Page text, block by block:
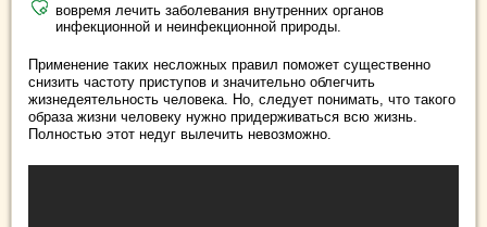
вовремя лечить заболевания внутренних органов
инфекционной и неинфекционной природы.
Применение таких несложных правил поможет существенно
снизить частоту приступов и значительно облегчить
жизнедеятельность человека. Но, следует понимать, что такого
образа жизни человеку нужно придерживаться всю жизнь.
Полностью этот недуг вылечить невозможно.